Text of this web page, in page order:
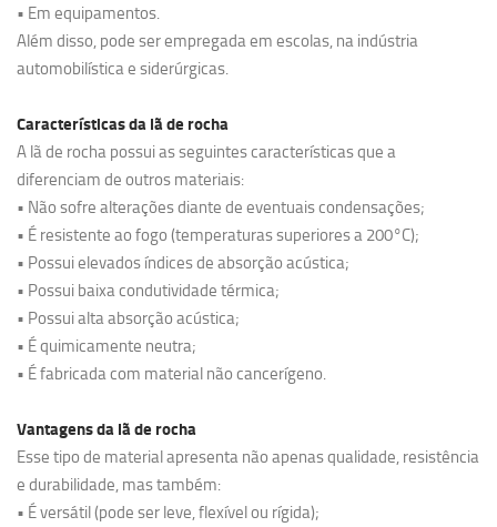
• Em equipamentos.
Além disso, pode ser empregada em escolas, na indústria
automobilística e siderúrgicas.
Características da lã de rocha
A lã de rocha possui as seguintes características que a
diferenciam de outros materiais:
• Não sofre alterações diante de eventuais condensações;
• É resistente ao fogo (temperaturas superiores a 200°C);
• Possui elevados índices de absorção acústica;
• Possui baixa condutividade térmica;
• Possui alta absorção acústica;
• É quimicamente neutra;
• É fabricada com material não cancerígeno.
Vantagens da lã de rocha
Esse tipo de material apresenta não apenas qualidade, resistência
e durabilidade, mas também:
• É versátil (pode ser leve, flexível ou rígida);